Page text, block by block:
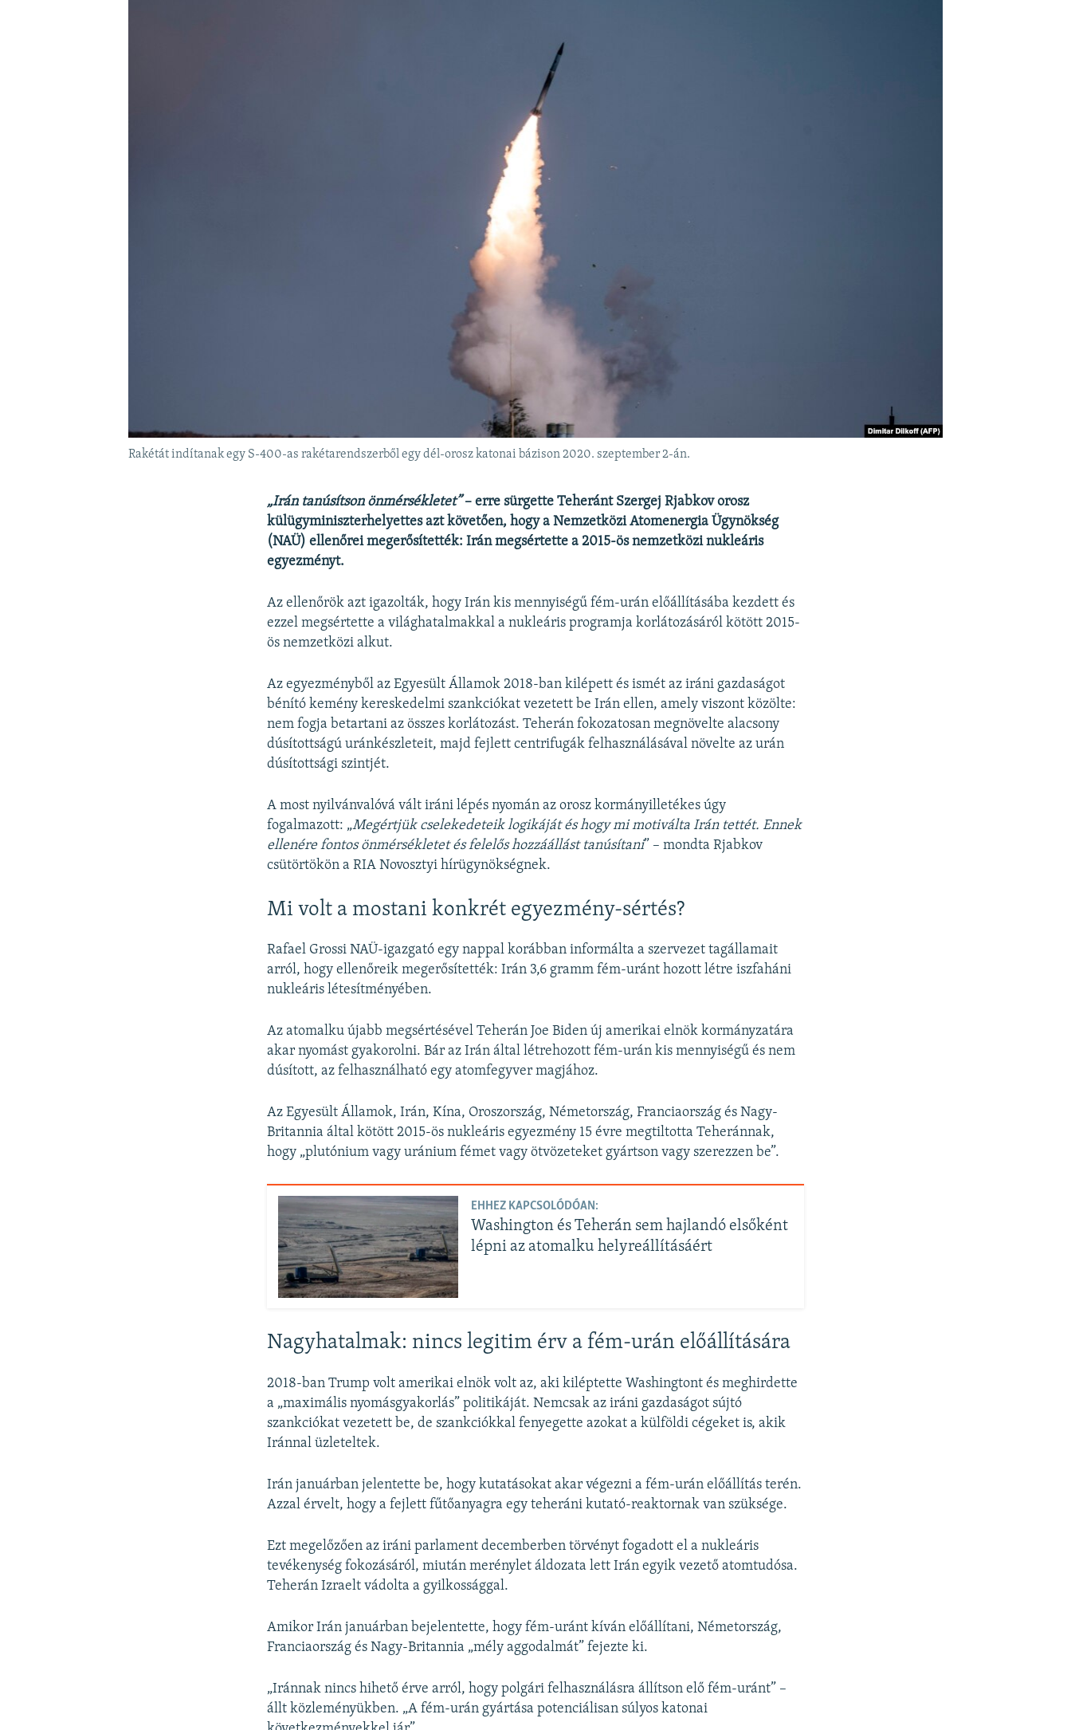
Rakétát indítanak egy S-400-as rakétarendszerből egy dél-orosz katonai bázison 2020. szeptember 2-án.
„Irán tanúsítson önmérsékletet”– erre sürgette Teheránt Szergej Rjabkov orosz
külügyminiszterhelyettes azt követően, hogy a Nemzetközi Atomenergia Ügynökség
(NAÜ) ellenőrei megerősítették: Irán megsértette a 2015-ös nemzetközi nukleáris
egyezményt.
Az ellenőrök azt igazolták, hogy Irán kis mennyiségű fém-urán előállításába kezdett és
ezzel megsértette a világhatalmakkal a nukleáris programja korlátozásáról kötött 2015-
ös nemzetközi alkut.
Az egyezményből az Egyesült Államok 2018-ban kilépett és ismét az iráni gazdaságot
bénító kemény kereskedelmi szankciókat vezetett be Irán ellen, amely viszont közölte:
nem fogja betartani az összes korlátozást. Teherán fokozatosan megnövelte alacsony
dúsítottságú uránkészleteit, majd fejlett centrifugák felhasználásával növelte az urán
dúsítottsági szintjét.
A most nyilvánvalóvá vált iráni lépés nyomán az orosz kormányilletékes úgy
fogalmazott: „Megértjük cselekedeteik logikáját és hogy mi motiválta Irán tettét. Ennek
ellenére fontos önmérsékletet és felelős hozzáállást tanúsítani” – mondta Rjabkov
csütörtökön a RIA Novosztyi hírügynökségnek.
Mi volt a mostani konkrét egyezmény-sértés?
Rafael Grossi NAÜ-igazgató egy nappal korábban informálta a szervezet tagállamait
arról, hogy ellenőreik megerősítették: Irán 3,6 gramm fém-uránt hozott létre iszfaháni
nukleáris létesítményében.
Az atomalku újabb megsértésével Teherán Joe Biden új amerikai elnök kormányzatára
akar nyomást gyakorolni. Bár az Irán által létrehozott fém-urán kis mennyiségű és nem
dúsított, az felhasználható egy atomfegyver magjához.
Az Egyesült Államok, Irán, Kína, Oroszország, Németország, Franciaország és Nagy-
Britannia által kötött 2015-ös nukleáris egyezmény 15 évre megtiltotta Teheránnak,
hogy „plutónium vagy uránium fémet vagy ötvözeteket gyártson vagy szerezzen be”.
EHHEZ KAPCSOLÓDÓAN:
Washington és Teherán sem hajlandó elsőként
lépni az atomalku helyreállításáért
Nagyhatalmak: nincs legitim érv a fém-urán előállítására
2018-ban Trump volt amerikai elnök volt az, aki kiléptette Washingtont és meghirdette
a „maximális nyomásgyakorlás” politikáját. Nemcsak az iráni gazdaságot sújtó
szankciókat vezetett be, de szankciókkal fenyegette azokat a külföldi cégeket is, akik
Iránnal üzleteltek.
Irán januárban jelentette be, hogy kutatásokat akar végezni a fém-urán előállítás terén.
Azzal érvelt, hogy a fejlett fűtőanyagra egy teheráni kutató-reaktornak van szüksége.
Ezt megelőzően az iráni parlament decemberben törvényt fogadott el a nukleáris
tevékenység fokozásáról, miután merénylet áldozata lett Irán egyik vezető atomtudósa.
Teherán Izraelt vádolta a gyilkossággal.
Amikor Irán januárban bejelentette, hogy fém-uránt kíván előállítani, Németország,
Franciaország és Nagy-Britannia „mély aggodalmát” fejezte ki.
„Iránnak nincs hihető érve arról, hogy polgári felhasználásra állítson elő fém-uránt” –
állt közleményükben. „A fém-urán gyártása potenciálisan súlyos katonai